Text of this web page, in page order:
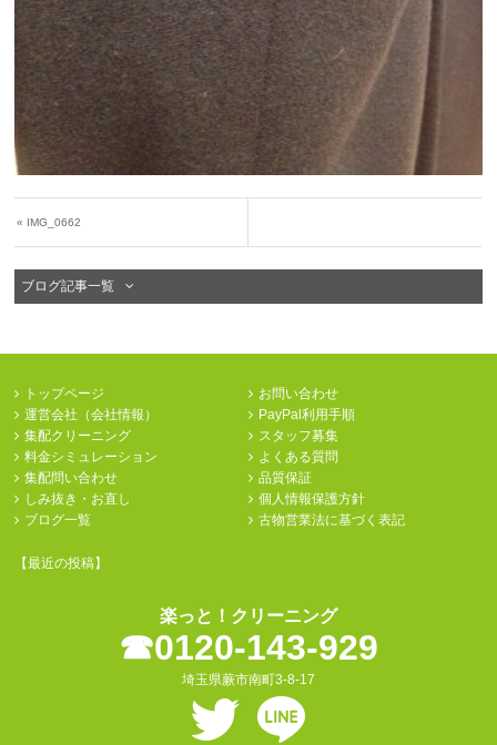
« IMG_0662
ブログ記事一覧
トップページ
運営会社（会社情報）
集配クリーニング
料金シミュレーション
集配問い合わせ
しみ抜き・お直し
ブログ一覧
お問い合わせ
PayPal利用手順
スタッフ募集
よくある質問
品質保証
個人情報保護方針
古物営業法に基づく表記
【最近の投稿】
楽っと！クリーニング
☎︎0120-143-929
埼玉県蕨市南町3-8-17